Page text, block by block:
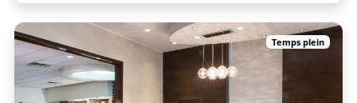
Temps plein